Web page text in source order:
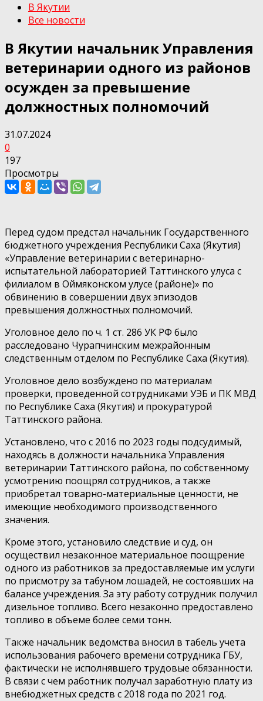
В Якутии
Все новости
В Якутии начальник Управления
ветеринарии одного из районов
осужден за превышение
должностных полномочий
31.07.2024
0
197
Просмотры
Перед судом предстал начальник Государственного
бюджетного учреждения Республики Саха (Якутия)
«Управление ветеринарии с ветеринарно-
испытательной лабораторией Таттинского улуса с
филиалом в Оймяконском улусе (районе)» по
обвинению в совершении двух эпизодов
превышения должностных полномочий.
Уголовное дело по ч. 1 ст. 286 УК РФ было
расследовано Чурапчинским межрайонным
следственным отделом по Республике Саха (Якутия).
Уголовное дело возбуждено по материалам
проверки, проведенной сотрудниками УЭБ и ПК МВД
по Республике Саха (Якутия) и прокуратурой
Таттинского района.
Установлено, что с 2016 по 2023 годы подсудимый,
находясь в должности начальника Управления
ветеринарии Таттинского района, по собственному
усмотрению поощрял сотрудников, а также
приобретал товарно-материальные ценности, не
имеющие необходимого производственного
значения.
Кроме этого, установило следствие и суд, он
осуществил незаконное материальное поощрение
одного из работников за предоставляемые им услуги
по присмотру за табуном лошадей, не состоявших на
балансе учреждения. За эту работу сотрудник получил
дизельное топливо. Всего незаконно предоставлено
топливо в объеме более семи тонн.
Также начальник ведомства вносил в табель учета
использования рабочего времени сотрудника ГБУ,
фактически не исполнявшего трудовые обязанности.
В связи с чем работник получал заработную плату из
внебюджетных средств с 2018 года по 2021 год.